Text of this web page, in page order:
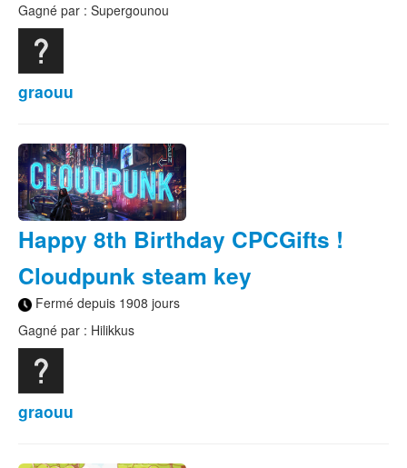
Gagné par : Supergounou
graouu
Happy 8th Birthday CPCGifts !
Cloudpunk steam key
Fermé depuis 1908 jours
Gagné par : Hilikkus
graouu